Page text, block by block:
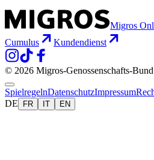
Migros
Cumulus
Kundendienst
© 2026 Migros-Genossenschafts-Bund
SpielregelnDatenschutzImpressum
DE
FR IT EN